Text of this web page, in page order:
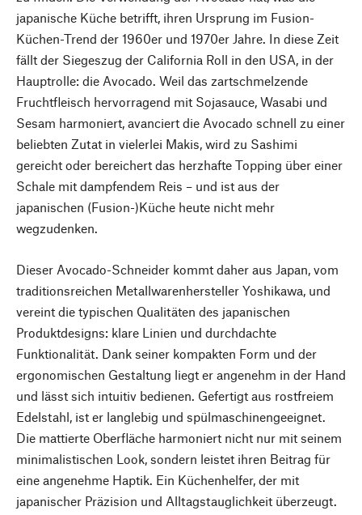
japanische Küche betrifft, ihren Ursprung im Fusion-
Küchen-Trend der 1960er und 1970er Jahre. In diese Zeit
fällt der Siegeszug der California Roll in den USA, in der
Hauptrolle: die Avocado. Weil das zartschmelzende
Fruchtfleisch hervorragend mit Sojasauce, Wasabi und
Sesam harmoniert, avanciert die Avocado schnell zu einer
beliebten Zutat in vielerlei Makis, wird zu Sashimi
gereicht oder bereichert das herzhafte Topping über einer
Schale mit dampfendem Reis – und ist aus der
japanischen (Fusion-)Küche heute nicht mehr
wegzudenken.
Dieser Avocado-Schneider kommt daher aus Japan, vom
traditionsreichen Metallwarenhersteller Yoshikawa, und
vereint die typischen Qualitäten des japanischen
Produktdesigns: klare Linien und durchdachte
Funktionalität. Dank seiner kompakten Form und der
ergonomischen Gestaltung liegt er angenehm in der Hand
und lässt sich intuitiv bedienen. Gefertigt aus rostfreiem
Edelstahl, ist er langlebig und spülmaschinengeeignet.
Die mattierte Oberfläche harmoniert nicht nur mit seinem
minimalistischen Look, sondern leistet ihren Beitrag für
eine angenehme Haptik. Ein Küchenhelfer, der mit
japanischer Präzision und Alltagstauglichkeit überzeugt.